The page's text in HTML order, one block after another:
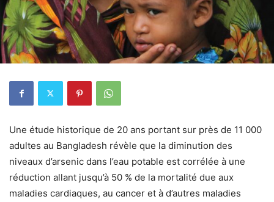
Une étude historique de 20 ans portant sur près de 11 000
adultes au Bangladesh révèle que la diminution des
niveaux d’arsenic dans l’eau potable est corrélée à une
réduction allant jusqu’à 50 % de la mortalité due aux
maladies cardiaques, au cancer et à d’autres maladies